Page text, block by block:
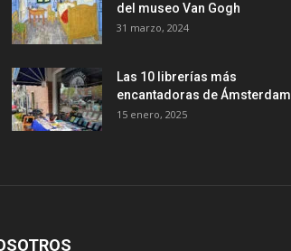
del museo Van Gogh
31 marzo, 2024
Las 10 librerías más
encantadoras de Ámsterdam
15 enero, 2025